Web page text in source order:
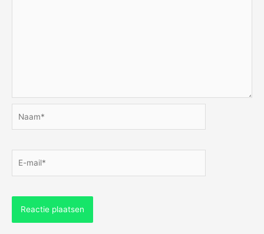
mail*